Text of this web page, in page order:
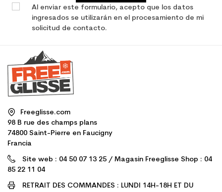
Al enviar este formulario, acepto que los datos
ingresados se utilizarán en el procesamiento de mi
solicitud de contacto.
Freeglisse.com
98 B rue des champs plans
74800 Saint-Pierre en Faucigny
Francia
Site web : 04 50 07 13 25 / Magasin Freeglisse Shop : 04
85 22 11 04
RETRAIT DES COMMANDES : LUNDI 14H-18H ET DU